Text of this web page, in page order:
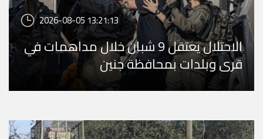
2026-08-05 13:21:13
الاحتلال يعتقل 9 شبان خلال مداهمات في
قرى وبلدات بمحافظة جنين